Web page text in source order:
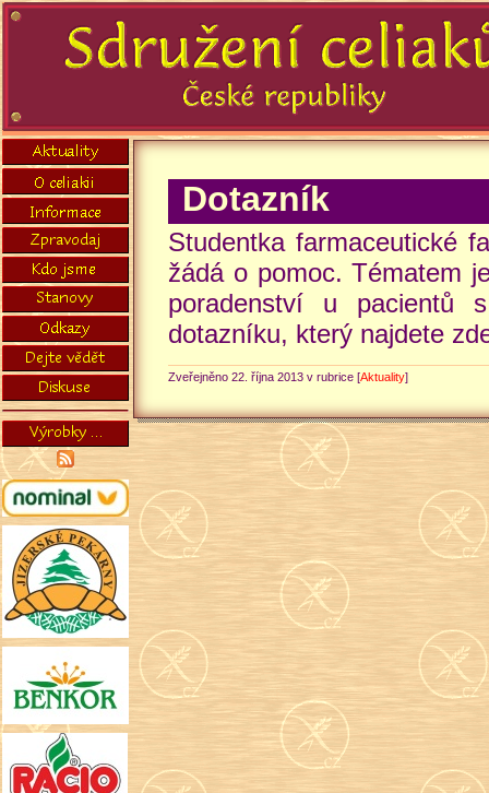
Dotazník
Studentka farmaceutické
žádá o pomoc. Tématem
poradenství u pacientů
dotazníku, který najdete
Zveřejněno 22. října 2013 v rubrice [Aktuality]